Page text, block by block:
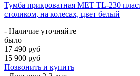
Тумба прикроватная МЕТ TL-230
столиком, на колесах, цвет белый
- Наличие уточняйте
было
17 490 руб
15 900 руб
Позвонить и купить